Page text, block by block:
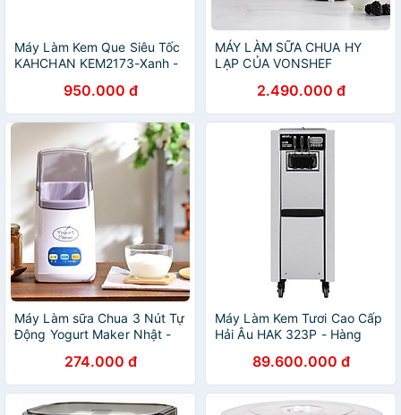
Máy Làm Kem Que Siêu Tốc
KAHCHAN KEM2173-Xanh -
950.000 đ
MÁY LÀM SỮA CHUA HY
LẠP CỦA VONSHEF
2.490.000 đ
Máy Làm sữa Chua 3 Nút Tự
Động Yogurt Maker Nhật -
Giản - Hàng Chính Hãng
MINIIN
274.000 đ
Máy Làm Kem Tươi Cao Cấp
Hải Âu HAK 323P - Hàng
89.600.000 đ